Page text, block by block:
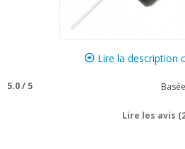
Lire la description
5.0/ 5
Lire les avis